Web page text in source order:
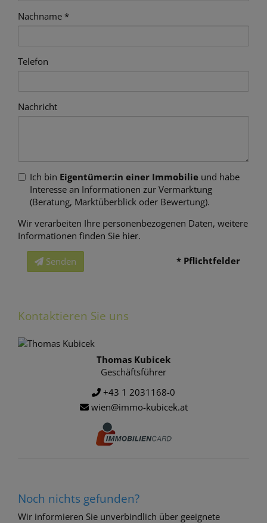
Nachname
Telefon
Nachricht
Ich bin Eigentümer:in einer Immobilie und habe
Interesse an Informationen zur Vermarktung
(Beratung, Marktüberblick oder Bewertung).
Wir verarbeiten Ihre personenbezogenen Daten, weitere
Informationen finden Sie hier.
Senden * Pflichtfelder
Kontaktieren Sie uns
Thomas Kubicek
Geschäftsführer
+43 1 2031168-0
wien@immo-kubicek.at
Noch nichts gefunden?
Wir informieren Sie unverbindlich über geeignete